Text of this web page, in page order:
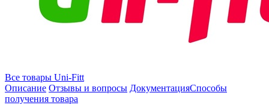
Все товары Uni-Fitt
Описание Отзывы и вопросы ДокументацияСпособы
получения товара